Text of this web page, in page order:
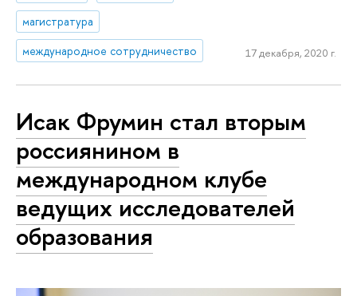
магистратура
международное сотрудничество
17 декабря, 2020 г.
Исак Фрумин стал вторым
россиянином в
международном клубе
ведущих исследователей
образования